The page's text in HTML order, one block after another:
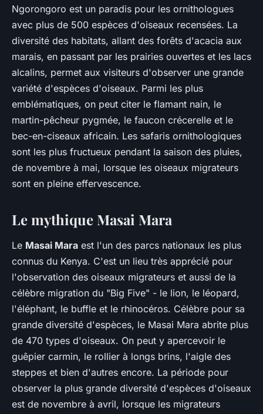
Ngorongoro est un paradis pour les ornithologues
avec plus de 500 espèces d'oiseaux recensées. La
diversité des habitats, allant des forêts d'acacia aux
marais, en passant par les prairies ouvertes et les lacs
alcalins, permet aux visiteurs d'observer une grande
variété d'espèces d'oiseaux. Parmi les plus
emblématiques, on peut citer le flamant nain, le
martin-pêcheur pygmée, le faucon crécerelle et le
bec-en-ciseaux africain. Les safaris ornithologiques
sont les plus fructueux pendant la saison des pluies,
de novembre à mai, lorsque les oiseaux migrateurs
sont en pleine effervescence.
Le mythique Masai Mara
Le Masai Mara est l'un des parcs nationaux les plus
connus du Kenya. C'est un lieu très apprécié pour
l'observation des oiseaux migrateurs et aussi de la
célèbre migration du "Big Five" - le lion, le léopard,
l'éléphant, le buffle et le rhinocéros. Célèbre pour sa
grande diversité d'espèces, le Masai Mara abrite plus
de 470 types d'oiseaux. On peut y apercevoir le
guêpier carmin, le rollier à longs brins, l'aigle des
steppes et bien d'autres encore. La période pour
observer la plus grande diversité d'espèces d'oiseaux
est de novembre à avril, lorsque les migrateurs